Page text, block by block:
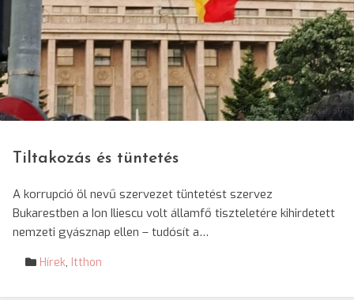
© Boboc-Darvas Tímea/SRR
Tiltakozás és tüntetés
A korrupció öl nevű szervezet tüntetést szervez
Bukarestben a Ion Iliescu volt államfő tiszteletére kihirdetett
nemzeti gyásznap ellen – tudósít a…
Hírek, Itthon